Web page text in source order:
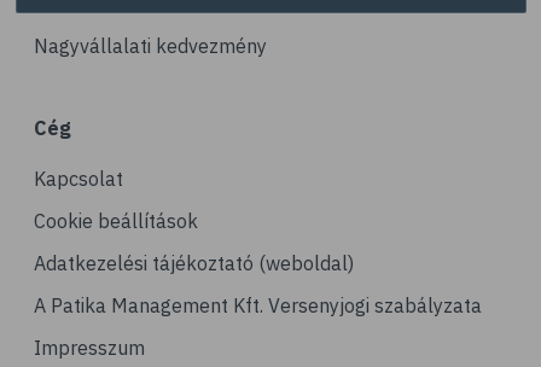
# porckopás
# csonttörés
# mozgásszervi problémák
# köszvény
# ínhüvelygyulladás
# tél
Nagyvállalati kedvezmény
Cég
Kapcsolat
Cookie beállítások
Adatkezelési tájékoztató (weboldal)
A Patika Management Kft. Versenyjogi szabályzata
Impresszum